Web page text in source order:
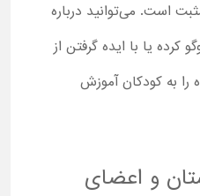
است. می‌توانید درباره
یا با ایده گرفتن از
را به کودکان آموزش
و اعضای